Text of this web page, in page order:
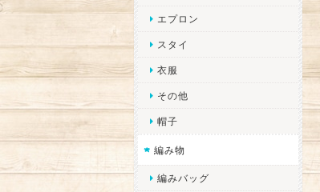
エプロン
スタイ
衣服
その他
帽子
編み物
編みバッグ